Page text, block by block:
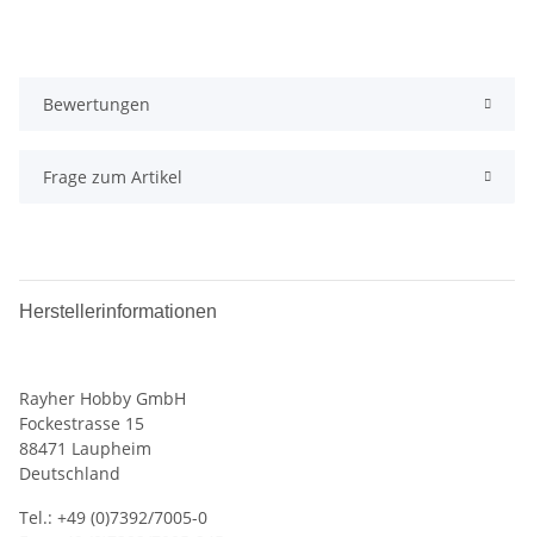
Bewertungen
Frage zum Artikel
Herstellerinformationen
Rayher Hobby GmbH
Fockestrasse 15
88471 Laupheim
Deutschland
Tel.: +49 (0)7392/7005-0